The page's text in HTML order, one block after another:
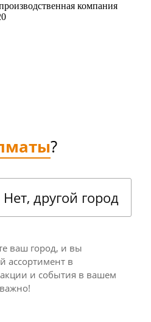
компания
?
Нет, другой город
ваш город, и вы
ассортимент в
и события в вашем